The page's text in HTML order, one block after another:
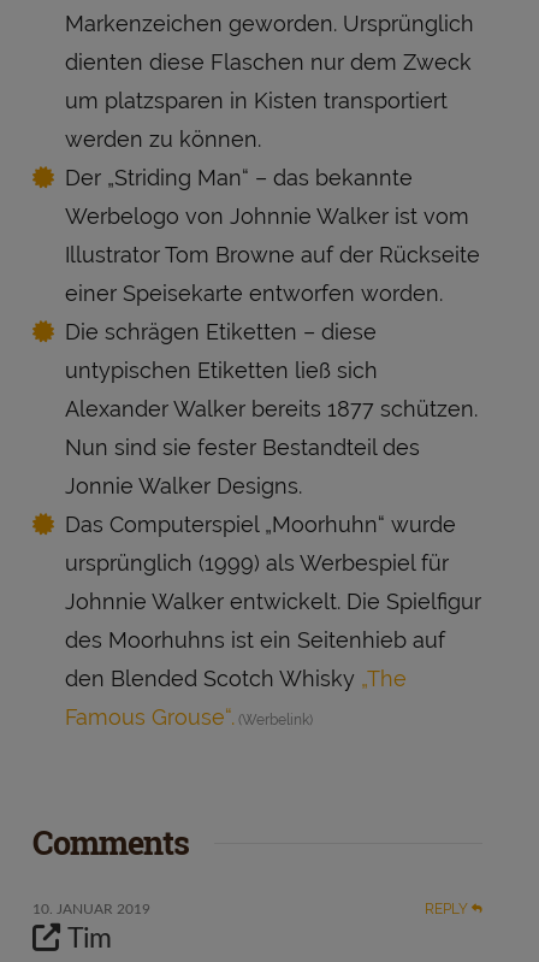
Markenzeichen geworden. Ursprünglich
dienten diese Flaschen nur dem Zweck
um platzsparen in Kisten transportiert
werden zu können.
Der „Striding Man“ – das bekannte
Werbelogo von Johnnie Walker ist vom
Illustrator Tom Browne auf der Rückseite
einer Speisekarte entworfen worden.
Die schrägen Etiketten – diese
untypischen Etiketten ließ sich
Alexander Walker bereits 1877 schützen.
Nun sind sie fester Bestandteil des
Jonnie Walker Designs.
Das Computerspiel „Moorhuhn“ wurde
ursprünglich (1999) als Werbespiel für
Johnnie Walker entwickelt. Die Spielfigur
des Moorhuhns ist ein Seitenhieb auf
den Blended Scotch Whisky „The
Famous Grouse“.
Comments
10. JANUAR 2019 REPLY
Tim